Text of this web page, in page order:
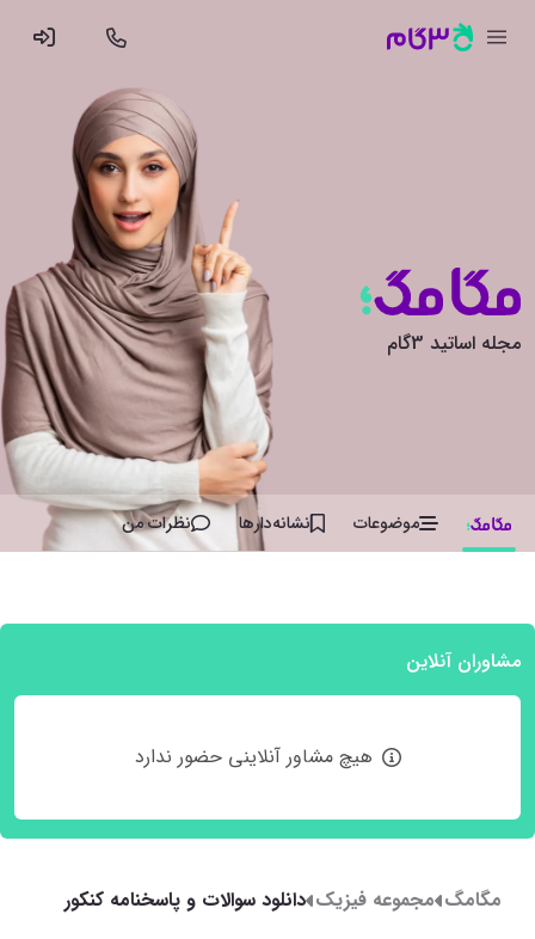
مجله اساتید 3گام
موضوعات نشانه‌دار‌ها نظرات من
مشاوران آنلاین
هیچ مشاور آنلاینی حضور ندارد
مگامگ مجموعه فیزیک دانلود سوالات و پاسخنامه کنکور